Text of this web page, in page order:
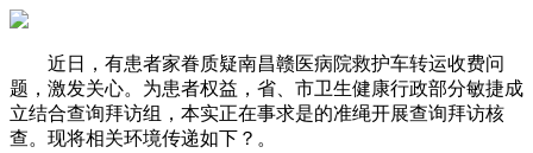
近日，有患者家眷质疑南昌赣医病院救护车转运收费问
题，激发关心。为患者权益，省、市卫生健康行政部分敏捷成
立结合查询拜访组，本实正在事求是的准绳开展查询拜访核
查。现将相关环境传递如下？。